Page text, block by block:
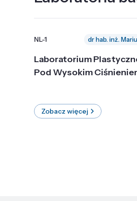
NL-1 dr hab. inż.
Laboratorium
Pod Wysokim
Zobacz więcej